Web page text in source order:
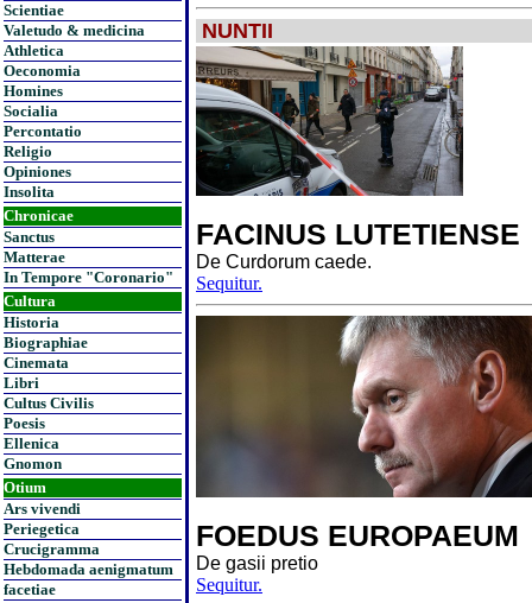
Scientiae
Valetudo & medicina
Athletica
Oeconomia
Homines
Socialia
Percontatio
Religio
Opiniones
Insolita
Chronicae
Sanctus
Matterae
In Tempore "Coronario"
Cultura
Historia
Biographiae
Cinemata
Libri
Cultus Civilis
Poesis
Ellenica
Gnomon
Otium
Ars vivendi
Periegetica
Crucigramma
Hebdomada aenigmatum
facetiae
NUNTII
FACINUS LUTETIENSE
De Curdorum caede.
Sequitur.
FOEDUS EUROPAEUM
De gasii pretio
Sequitur.